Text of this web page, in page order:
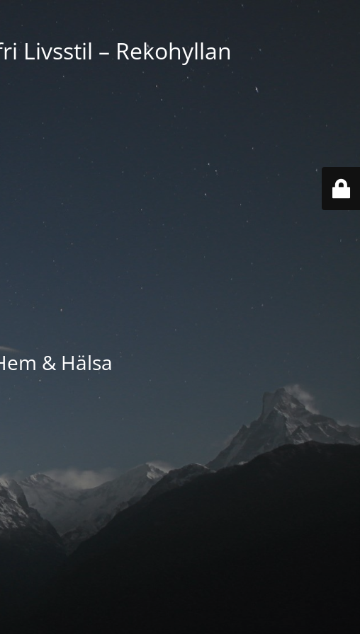
Livsstil – Rekohyllan
& Hälsa